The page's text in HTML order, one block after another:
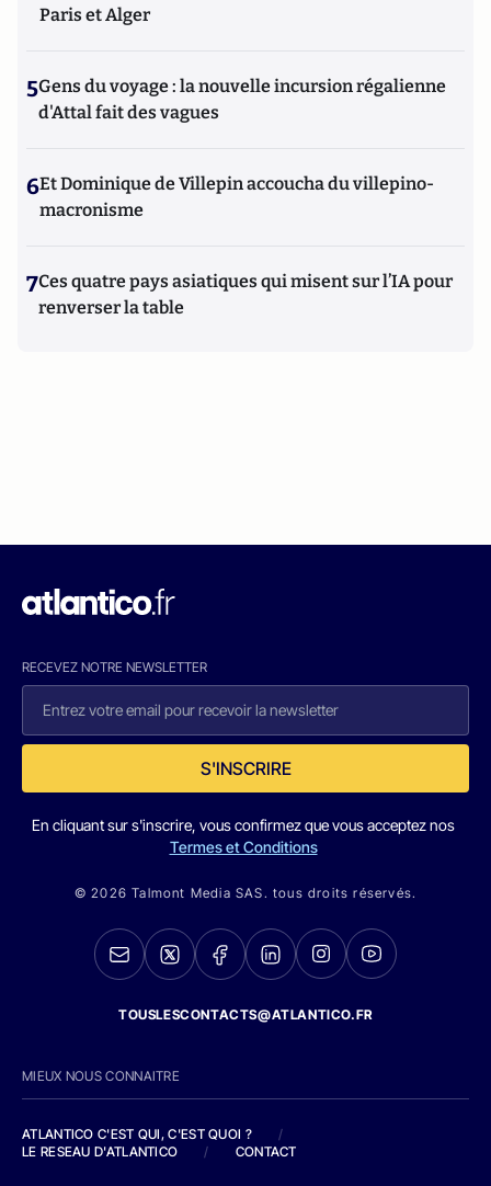
Paris et Alger
5Gens du voyage : la nouvelle incursion régalienne
d'Attal fait des vagues
6Et Dominique de Villepin accoucha du villepino-
macronisme
7Ces quatre pays asiatiques qui misent sur l’IA pour
renverser la table
RECEVEZ NOTRE NEWSLETTER
S'INSCRIRE
En cliquant sur s'inscrire, vous confirmez que vous acceptez nos
Termes et Conditions
© 2026 Talmont Media SAS. tous droits réservés.
TOUSLESCONTACTS@ATLANTICO.FR
MIEUX NOUS CONNAITRE
ATLANTICO C'EST QUI, C'EST QUOI ?
/
LE RESEAU D'ATLANTICO
/ CONTACT